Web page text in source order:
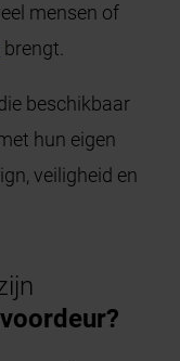
mensen of
brengt.
beschikbaar
hun eigen
veiligheid en